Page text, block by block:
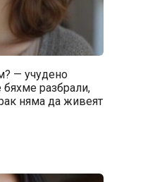
— учудено
разбрали,
няма да живеят